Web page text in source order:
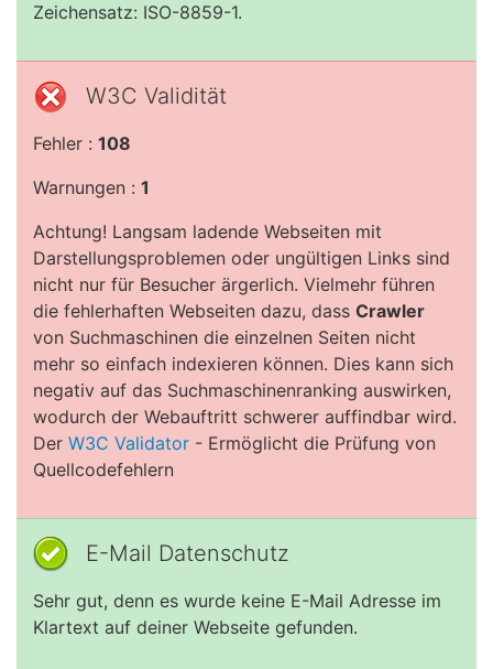
Zeichensatz: ISO-8859-1.
W3C Validität
Fehler : 108
Warnungen : 1
Achtung! Langsam ladende Webseiten mit
Darstellungsproblemen oder ungültigen Links sind
nicht nur für Besucher ärgerlich. Vielmehr führen
die fehlerhaften Webseiten dazu, dass Crawler
von Suchmaschinen die einzelnen Seiten nicht
mehr so einfach indexieren können. Dies kann sich
negativ auf das Suchmaschinenranking auswirken,
wodurch der Webauftritt schwerer auffindbar wird.
Der W3C Validator - Ermöglicht die Prüfung von
Quellcodefehlern
E-Mail Datenschutz
Sehr gut, denn es wurde keine E-Mail Adresse im
Klartext auf deiner Webseite gefunden.